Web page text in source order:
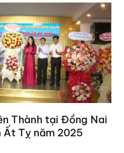
Thành tại Đồng Nai
Ất Tỵ năm 2025